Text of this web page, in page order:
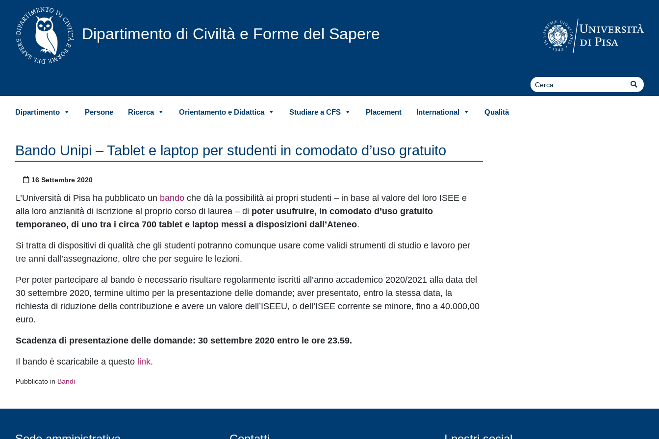
Vai al contenuto
Dipartimento di Civiltà e Forme del Sapere
Cerca
Cerca
Dipartimento Persone Ricerca Orientamento e Didattica Studiare a CFS Placement International Qualità
Bando Unipi – Tablet e laptop per studenti in comodato d’uso gratuito
Pubblicato il
16 Settembre 2020
L’Università di Pisa ha pubblicato un bando che dà la possibilità ai propri studenti – in base al valore del loro ISEE e
alla loro anzianità di iscrizione al proprio corso di laurea – di poter usufruire, in comodato d’uso gratuito
temporaneo, di uno tra i circa 700 tablet e laptop messi a disposizioni dall’Ateneo.
Si tratta di dispositivi di qualità che gli studenti potranno comunque usare come validi strumenti di studio e lavoro per
tre anni dall’assegnazione, oltre che per seguire le lezioni.
Per poter partecipare al bando è necessario risultare regolarmente iscritti all’anno accademico 2020/2021 alla data del
30 settembre 2020, termine ultimo per la presentazione delle domande; aver presentato, entro la stessa data, la
richiesta di riduzione della contribuzione e avere un valore dell’ISEEU, o dell’ISEE corrente se minore, fino a 40.000,00
euro.
Scadenza di presentazione delle domande: 30 settembre 2020 entro le ore 23.59.
Il bando è scaricabile a questo link.
Pubblicato in Bandi